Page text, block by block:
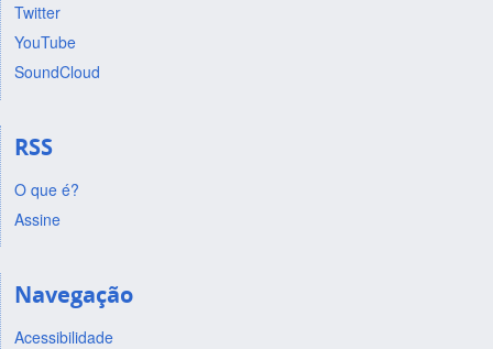
Twitter
YouTube
SoundCloud
RSS
O que é?
Assine
Navegação
Acessibilidade